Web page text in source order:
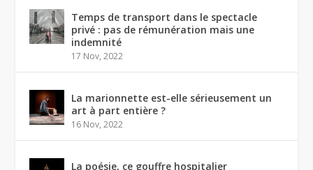
Temps de transport dans le spectacle
privé : pas de rémunération mais une
indemnité
17 Nov, 2022
La marionnette est-elle sérieusement un
art à part entière ?
16 Nov, 2022
La poésie, ce gouffre hospitalier